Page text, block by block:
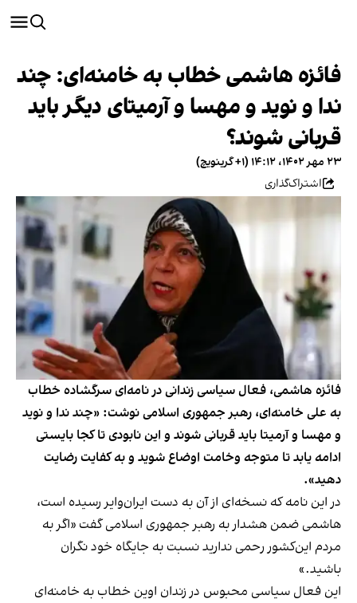
فائزه هاشمی خطاب به خامنه‌ای: چند
ندا و نوید و مهسا و آرمیتای دیگر باید
قربانی شوند؟
۲۳ مهر ۱۴۰۲، ۱۴:۱۲ (‎+۱ گرینویچ)
اشتراک‌گذاری
فائزه هاشمی، فعال سیاسی زندانی در نامه‌ای سرگشاده خطاب
به علی خامنه‌ای، رهبر جمهوری اسلامی نوشت: «چند ندا و نوید
و مهسا و آرمیتا باید قربانی شوند و این نابودی تا کجا بایستی
ادامه یابد تا متوجه وخامت اوضاع شوید و به کفایت رضایت
دهید».
در این نامه که نسخه‌ای از آن به دست ایران‌وایر رسیده است،
هاشمی ضمن هشدار به رهبر جمهوری اسلامی گفت «اگر به
مردم این‌کشور رحمی ندارید نسبت به جایگاه خود نگران
باشید.»
این فعال سیاسی محبوس در زندان اوین خطاب به خامنه‌ای